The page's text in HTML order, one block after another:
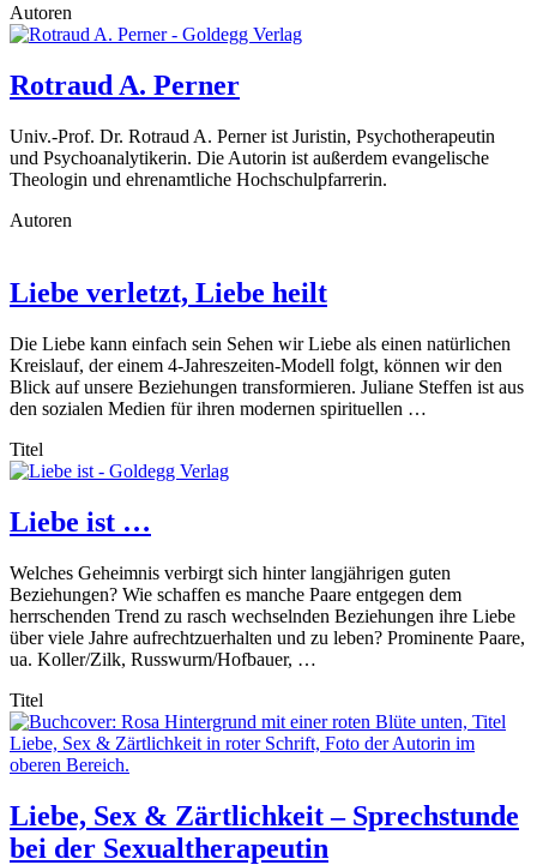
Autoren
Rotraud A. Perner
Univ.-Prof. Dr. Rotraud A. Perner ist Juristin, Psychotherapeutin
und Psychoanalytikerin. Die Autorin ist außerdem evangelische
Theologin und ehrenamtliche Hochschulpfarrerin.
Autoren
Liebe verletzt, Liebe heilt
Die Liebe kann einfach sein Sehen wir Liebe als einen natürlichen
Kreislauf, der einem 4-Jahreszeiten-Modell folgt, können wir den
Blick auf unsere Beziehungen transformieren. Juliane Steffen ist aus
den sozialen Medien für ihren modernen spirituellen …
Titel
Liebe ist …
Welches Geheimnis verbirgt sich hinter langjährigen guten
Beziehungen? Wie schaffen es manche Paare entgegen dem
herrschenden Trend zu rasch wechselnden Beziehungen ihre Liebe
über viele Jahre aufrechtzuerhalten und zu leben? Prominente Paare,
ua. Koller/Zilk, Russwurm/Hofbauer, …
Titel
Liebe, Sex & Zärtlichkeit – Sprechstunde
bei der Sexualtherapeutin